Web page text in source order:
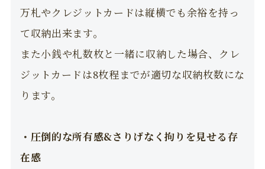
万札やクレジットカードは縦横でも余裕を持っ
て収納出来ます。
また小銭や札数枚と一緒に収納した場合、クレ
ジットカードは8枚程までが適切な収納枚数にな
ります。
・圧倒的な所有感&さりげなく拘りを見せる存
在感